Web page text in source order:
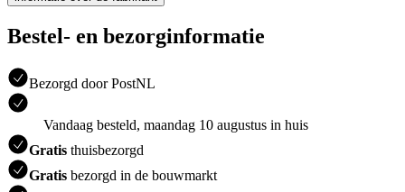
Bestel- en bezorginformatie
Bezorgd door PostNL
Vandaag besteld, maandag 10 augustus in huis
Gratis thuisbezorgd
Gratis bezorgd in de bouwmarkt